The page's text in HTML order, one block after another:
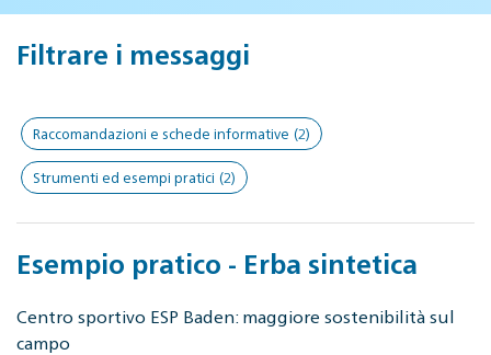
Filtrare i messaggi
Raccomandazioni e schede informative (2)
Strumenti ed esempi pratici (2)
Esempio pratico - Erba sintetica
Centro sportivo ESP Baden: maggiore sostenibilità sul
campo